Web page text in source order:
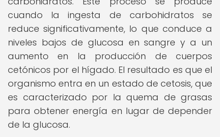
cuando la ingesta de carbohidratos se
reduce significativamente, lo que conduce a
niveles bajos de glucosa en sangre y a un
aumento en la producción de cuerpos
cetónicos por el hígado. El resultado es que el
organismo entra en un estado de cetosis, que
es caracterizado por la quema de grasas
para obtener energía en lugar de depender
de la glucosa.